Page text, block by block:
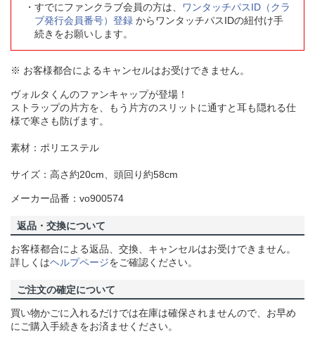
すでにファンクラブ会員の方は、
ワンタッチパスID（クラ
ブ発行会員番号）登録 からワンタッチパスIDの紐付け手
続きをお願いします。
※ お客様都合によるキャンセルはお受けできません。
ヴォルタくんのファンキャップが登場！
ストラップの片方を、もう片方のスリットに通すと耳も隠れる仕
様で寒さも防げます。
素材：ポリエステル
サイズ：高さ約20cm、頭回り約58cm
メーカー品番：vo900574
返品・交換について
お客様都合による返品、交換、キャンセルはお受けできません。
詳しくはヘルプページをご確認ください。
ご注文の確定について
買い物かごに入れるだけでは在庫は確保されませんので、お早め
にご購入手続きをお済ませください。